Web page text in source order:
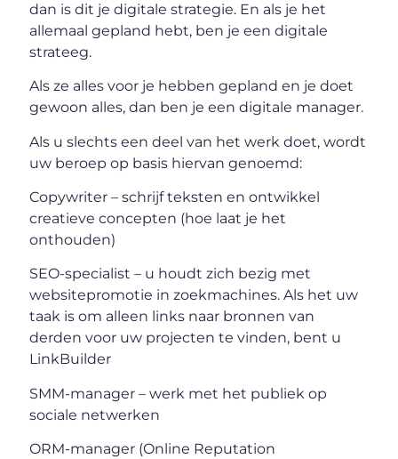
dan is dit je digitale strategie. En als je het
allemaal gepland hebt, ben je een digitale
strateeg.
Als ze alles voor je hebben gepland en je doet
gewoon alles, dan ben je een digitale manager.
Als u slechts een deel van het werk doet, wordt
uw beroep op basis hiervan genoemd:
Copywriter – schrijf teksten en ontwikkel
creatieve concepten (hoe laat je het
onthouden)
SEO-specialist – u houdt zich bezig met
websitepromotie in zoekmachines. Als het uw
taak is om alleen links naar bronnen van
derden voor uw projecten te vinden, bent u
LinkBuilder
SMM-manager – werk met het publiek op
sociale netwerken
ORM-manager (Online Reputation